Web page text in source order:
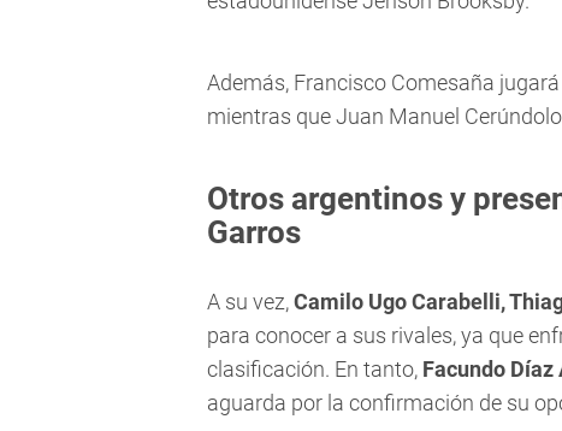
Además, Francisco Comesaña
mientras que Juan Manuel
Otros argentinos y
Garros
A su vez,Camilo Ugo Carabelli,
para conocer a sus rivales, ya que
clasificación. En tanto, Facundo Díaz
aguarda por la confirmación de su